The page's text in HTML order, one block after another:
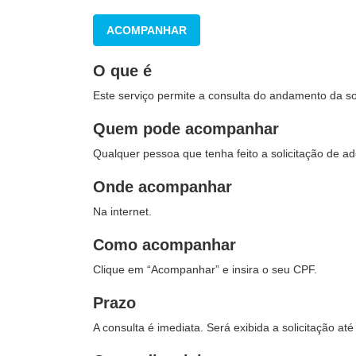
ACOMPANHAR
O que é
Este serviço permite a consulta do andamento da
Quem pode acompanhar
Qualquer pessoa que tenha feito a solicitação de
Onde acompanhar
Na internet.
Como acompanhar
Clique em “Acompanhar” e insira o seu CPF.
Prazo
A consulta é imediata. Será exibida a solicitação